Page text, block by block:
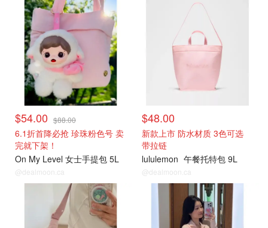
$54.00 $88.00
6.1折首降必抢 珍珠粉色号 卖
完就下架！
On My Level 女士手提包 5L
@dealmoon.ca
$48.00
新款上市 防水材质 3色可选
带拉链
lululemon 午餐托特包 9L
@dealmoon.ca